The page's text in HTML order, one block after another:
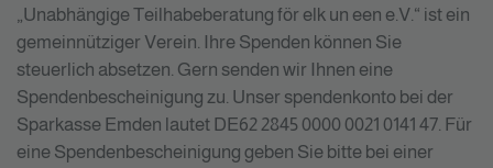
„Unabhängige Teilhabeberatung för elk un een e.V.“ ist ein
gemeinnütziger Verein. Ihre Spenden können Sie
steuerlich absetzen. Gern senden wir Ihnen eine
Spendenbescheinigung zu. Unser spendenkonto bei der
Sparkasse Emden lautet DE62 2845 0000 0021 0141 47. Für
eine Spendenbescheinigung geben Sie bitte bei einer